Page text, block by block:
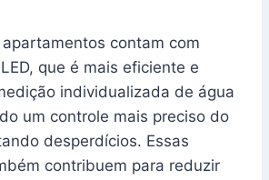
contam com
que é mais eficiente e
individualizada de água
um controle mais preciso do
desperdícios. Essas
contribuem para reduzir